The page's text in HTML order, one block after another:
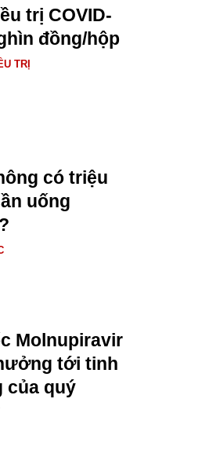
trị COVID-
đồng/hộp
TRỊ
có triệu
uống
Molnupiravir
tới tinh
của quý